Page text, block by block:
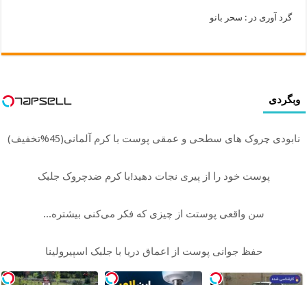
گرد آوری در : سحر بانو
وبگردی
نابودی چروک های سطحی و عمقی پوست با کرم آلمانی(45%تخفیف)
پوست خود را از پیری نجات دهید!با کرم ضدچروک جلبک
سن واقعی پوستت از چیزی که فکر می‌کنی بیشتره...
حفظ جوانی پوست از اعماق دریا با جلبک اسپیرولینا